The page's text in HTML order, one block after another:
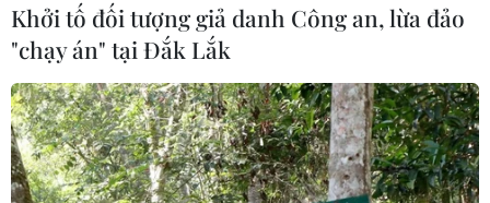
Khởi tố đối tượng giả danh Công an, lừa đảo
"chạy án" tại Đắk Lắk